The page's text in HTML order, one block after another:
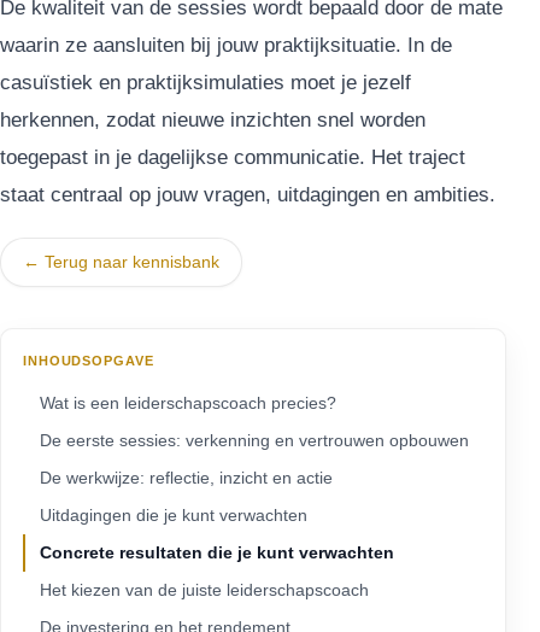
De kwaliteit van de sessies wordt bepaald door de mate
waarin ze aansluiten bij jouw praktijksituatie. In de
casuïstiek en praktijksimulaties moet je jezelf
herkennen, zodat nieuwe inzichten snel worden
toegepast in je dagelijkse communicatie. Het traject
staat centraal op jouw vragen, uitdagingen en ambities.
← Terug naar kennisbank
INHOUDSOPGAVE
Wat is een leiderschapscoach precies?
De eerste sessies: verkenning en vertrouwen opbouwen
De werkwijze: reflectie, inzicht en actie
Uitdagingen die je kunt verwachten
Concrete resultaten die je kunt verwachten
Het kiezen van de juiste leiderschapscoach
De investering en het rendement